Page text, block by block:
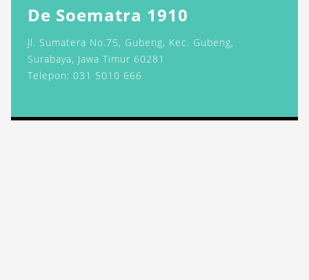
De Soematra 1910
Jl. Sumatera No.75, Gubeng, Kec. Gubeng,
Surabaya, Jawa Timur 60281
Telepon: 031 5010 666